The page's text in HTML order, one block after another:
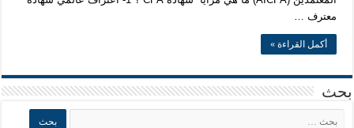
معترف …
أكمل القراءة »
بحث